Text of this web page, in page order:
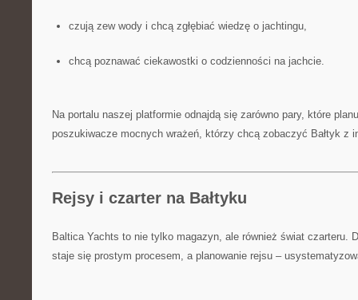
czują zew wody i chcą zgłębiać wiedzę o jachtingu,
chcą poznawać ciekawostki o codzienności na jachcie.
Na portalu naszej platformie odnajdą się zarówno pary, które
poszukiwacze mocnych wrażeń, którzy chcą zobaczyć Bałtyk z
Rejsy i czarter na Bałtyku
Baltica Yachts to nie tylko magazyn, ale również świat czarteru.
staje się prostym procesem, a planowanie rejsu –